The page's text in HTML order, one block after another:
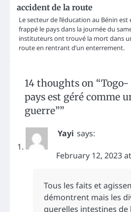
accident de la route
Le secteur de l’éducation au Bénin
frappé le pays dans la journée du
instituteurs ont trouvé la mort dans
route en rentrant d’un enterrement.
14 thoughts on “Togo-
pays est géré comme
guerre””
Yayi says:
February 12, 2023
Tous les faits et
démontrent mais les
querelles intestines de